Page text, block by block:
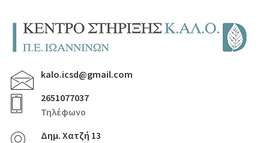
kalo.icsd@gmail.com
2651077037
Τηλέφωνο
Δημ. Χατζή 13